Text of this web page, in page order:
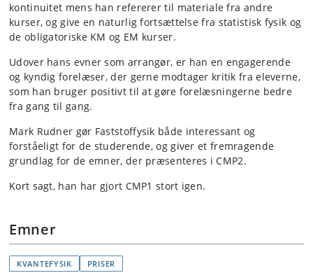
kontinuitet mens han refererer til materiale fra andre
kurser, og give en naturlig fortsættelse fra statistisk fysik og
de obligatoriske KM og EM kurser.
Udover hans evner som arrangør, er han en engagerende
og kyndig forelæser, der gerne modtager kritik fra eleverne,
som han bruger positivt til at gøre forelæsningerne bedre
fra gang til gang.
Mark Rudner gør Faststoffysik både interessant og
forståeligt for de studerende, og giver et fremragende
grundlag for de emner, der præsenteres i CMP2.
Kort sagt, han har gjort CMP1 stort igen.
Emner
KVANTEFYSIK PRISER